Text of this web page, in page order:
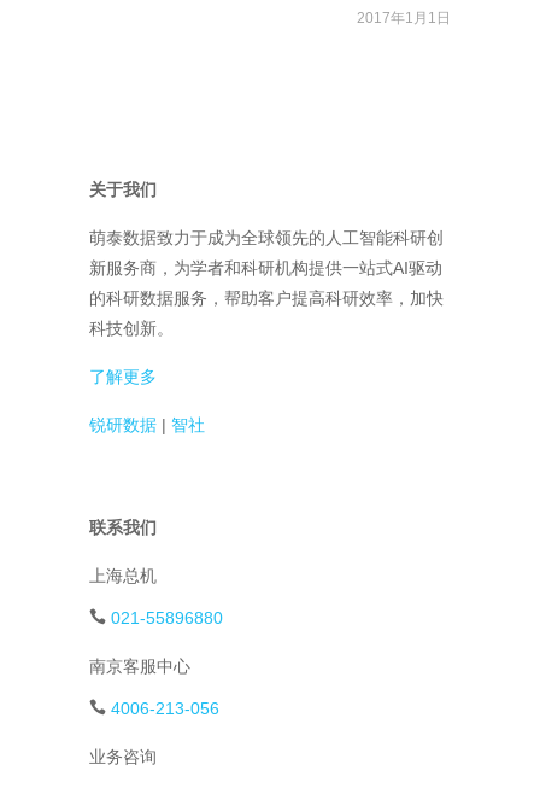
2017年1月1日
关于我们
萌泰数据致力于成为全球领先的人工智能科研创
新服务商，为学者和科研机构提供一站式AI驱动
的科研数据服务，帮助客户提高科研效率，加快
科技创新。
了解更多
锐研数据 | 智社
联系我们
上海总机
021-55896880
南京客服中心
4006-213-056
业务咨询